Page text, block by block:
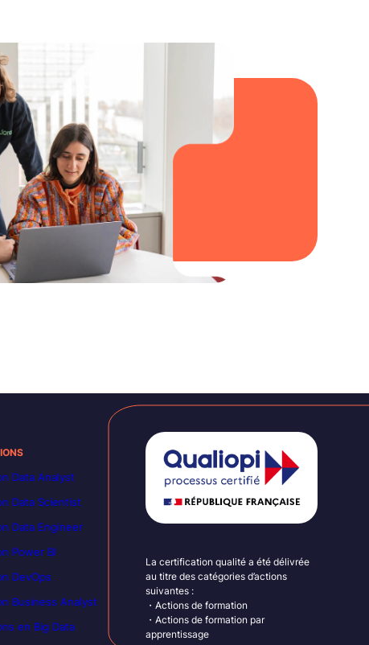
Data Analyst
Data Scientist
Data Engineer
Power BI
DevOps
Business Analyst
en Big Data
La certification qualité a été délivrée
au titre des catégories d’actions
suivantes :
・Actions de formation
・Actions de formation par
apprentissage